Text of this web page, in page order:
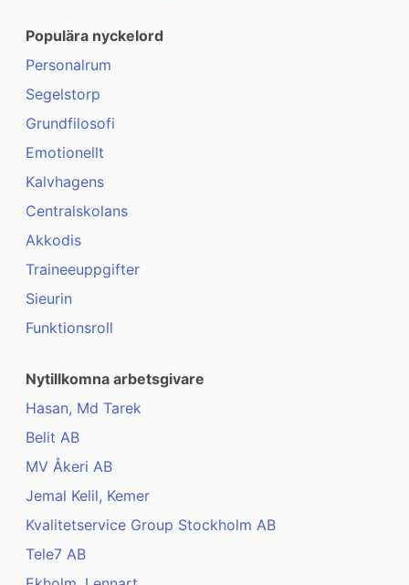
Populära nyckelord
Personalrum
Segelstorp
Grundfilosofi
Emotionellt
Kalvhagens
Centralskolans
Akkodis
Traineeuppgifter
Sieurin
Funktionsroll
Nytillkomna arbetsgivare
Hasan, Md Tarek
Belit AB
MV Åkeri AB
Jemal Kelil, Kemer
Kvalitetservice Group Stockholm AB
Tele7 AB